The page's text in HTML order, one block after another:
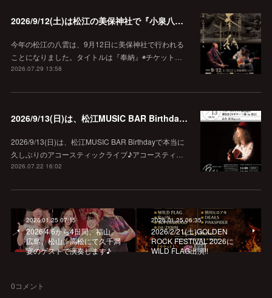
2026/9/12(土)は松江の美保神社で『小泉八雲朗読のしらべ』
今年の松江の八雲は、9月12日に美保神社で行われる
ことになりました。タイトルは『奉納』◉チケット…
2026.07.29 13:58
2026/9/13(日)は、松江MUSIC BAR Birthdayでアコースティック弾き語り弾きまくりギター三昧♪
2026/9/13(日)は、松江MUSIC BAR Birthdayで本当に
久しぶりのアコースティックライブ♪アコースティ…
2026.07.22 16:02
2026.01.25 07:15
2026/4/6から4日間、福山、
広島、松山、高松にて久千満
宴のゲストで演奏します♪
2026.01.25 06:35
2026/2/21(土)GOLDEN
ROCK FESTIVAL 2026に
WILD FLAG出演!!
0コメント